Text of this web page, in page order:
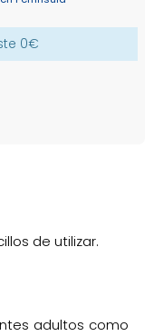
0€
de utilizar.
adultos como